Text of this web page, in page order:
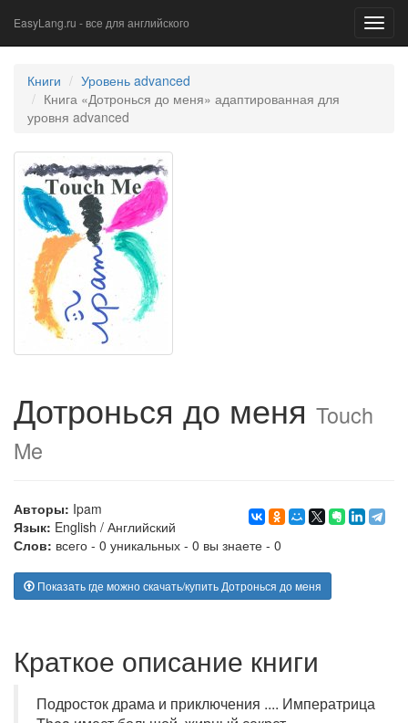
EasyLang.ru - все для английского
Книги
Уровень advanced
Книга «Дотронься до меня» адаптированная для
уровня advanced
Дотронься до меня Touch
Me
Авторы: Ipam
Язык: English / Английский
Слов: всего - 0 уникальных - 0 вы знаете - 0
Показать где можно скачать/купить Дотронься до меня
Краткое описание книги
Подросток драма и приключения .... Императрица